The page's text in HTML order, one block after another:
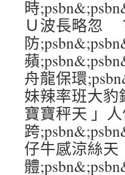
時
Ｕ波長略忽
防
蘋
舟龍保環
妹辣率班大豹
寶寶秤天 」
跨
仔牛感涼絲天
體